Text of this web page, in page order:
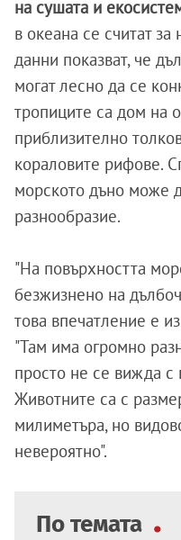
на сушата и
в океана се считат
данни показват, че
могат лесно да се
тропиците са дом на
приблизително
кораловите рифове.
морското дъно може
разнообразие.
"На повърхността
безжизнено на
това впечатление е
"Там има огромно
просто не се вижда с
Животните са с
милиметъра, но
невероятно".
По темата